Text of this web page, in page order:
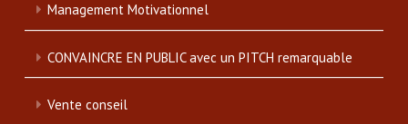
Management Motivationnel
CONVAINCRE EN PUBLIC avec un PITCH remarquable
Vente conseil